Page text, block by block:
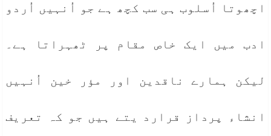
اچھوتا اُسلوب ہی سب کچھ ہے جو اُنہیں اُردو
ادب میں ایک خاص مقام پر ٹھہراتا ہے۔
لیکن ہمارے ناقدین اور مؤر خین اُنہیں
انشاء پرداز قرارد یتے ہیں جو کہ تعریف